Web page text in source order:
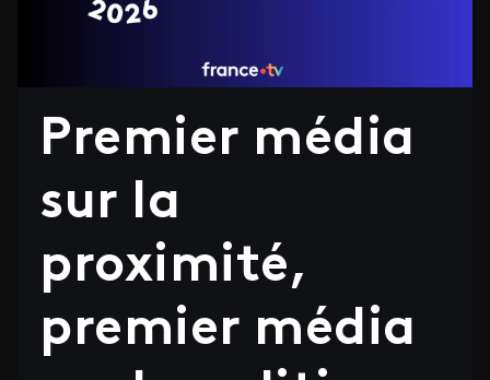
Premier média
sur la
proximité,
premier média